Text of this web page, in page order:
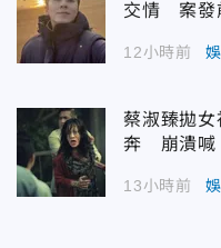
交情 案發
12小時前
蔡淑臻拋
奔 崩潰喊
13小時前